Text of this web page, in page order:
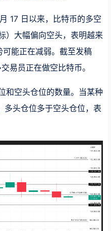
17 日以来，比特币的多空
）大幅偏向空头，表明越来
能正在减弱。截至发稿
易员正在做空比特币。
和空头仓位的数量。当某种
多头仓位多于空头仓位，表